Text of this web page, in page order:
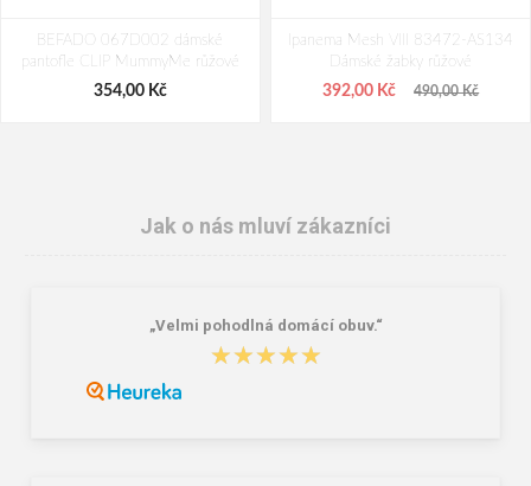
BEFADO 067D002 dámské
pantofle CLIP MummyMe růžové
354,00 Kč
Ipanema Mesh VIII 83472-AS134
Dámské žabky růžové
392,00 Kč 490,00 Kč
Jak o nás mluví zákazníci
„Velmi pohodlná domácí obuv.“
★★★★★
★★★★★